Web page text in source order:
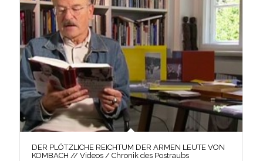
DER PLÖTZLICHE REICHTUM DER ARMEN LEUTE VON
KOMBACH // Videos / Chronik des Postraubs